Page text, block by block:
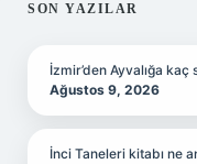
SIDEBAR
SON YAZILAR
İzmir’den Ayvalığa kaç
Ağustos 9, 2026
İnci Taneleri kitabı ne